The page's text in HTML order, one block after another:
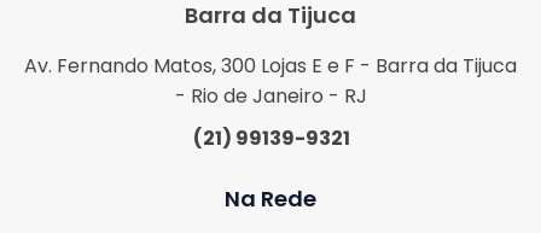
Barra da Tijuca
Av. Fernando Matos, 300 Lojas E e F - Barra da Tijuca
- Rio de Janeiro - RJ
(21) 99139-9321
Na Rede